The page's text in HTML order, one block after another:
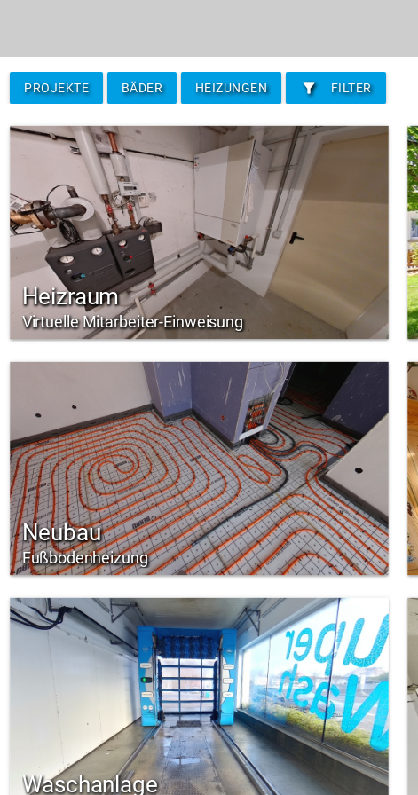
PROJEKTE BÄDER HEIZUNGEN filter_alt FILTER
Heizraum
Virtuelle Mitarbeiter-Einweisung
Neubau
Fußbodenheizung
Waschanlage